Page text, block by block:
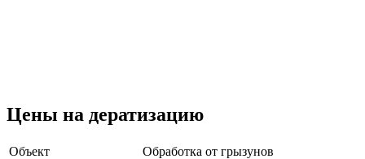
Цены на дератизацию
Объект
Обработка от грызунов